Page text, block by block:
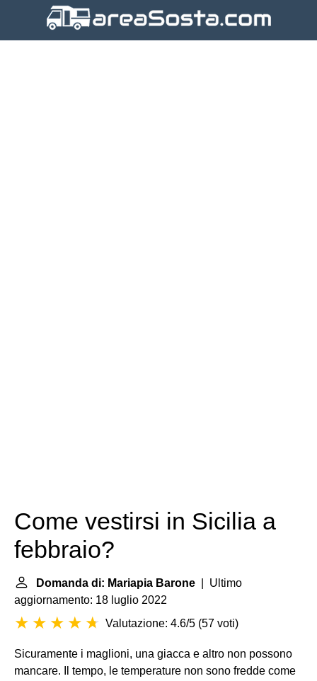
Come vestirsi in Sicilia a
febbraio?
Domanda di: Mariapia Barone | Ultimo
aggiornamento: 18 luglio 2022
Valutazione: 4.6/5 (57 voti)
Sicuramente i maglioni, una giacca e altro non possono
mancare. Il tempo, le temperature non sono fredde come